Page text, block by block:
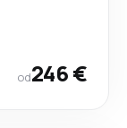
od246 €